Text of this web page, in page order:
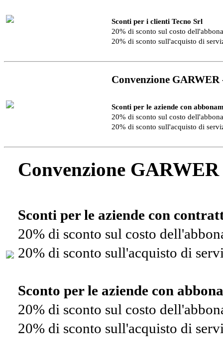
Sconti per i clienti Tecno Srl
20% di sconto sul costo
20% di sconto sull'acquisto di
Convenzione
Sconti per le aziende con
20% di sconto sul costo
20% di sconto sull'acquisto di
Convenzione
Sconti per le aziende con
20% di sconto sul costo
20% di sconto sull'acquisto di
Sconto per le aziende con
20% di sconto sul costo
20% di sconto sull'acquisto di